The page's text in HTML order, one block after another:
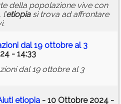
della popolazione vive con
etiopiasi trova ad affrontare
dal 19 ottobre al 3
- 14:33
dal 19 ottobre al 3
etiopia - 10 Ottobre 2024 -